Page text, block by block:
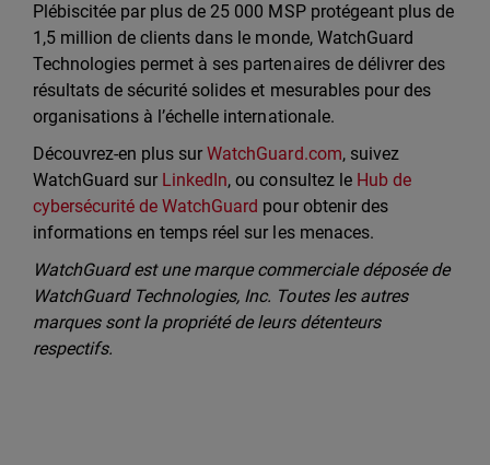
Plébiscitée par plus de 25 000 MSP protégeant plus de
1,5 million de clients dans le monde, WatchGuard
Technologies permet à ses partenaires de délivrer des
résultats de sécurité solides et mesurables pour des
organisations à l’échelle internationale.
Découvrez-en plus surWatchGuard.com, suivez
WatchGuard sur LinkedIn, ou consultez le Hub de
cybersécurité de WatchGuard pour obtenir des
informations en temps réel sur les menaces.
WatchGuard est une marque commerciale déposée de
WatchGuard Technologies, Inc. Toutes les autres
marques sont la propriété de leurs détenteurs
respectifs.